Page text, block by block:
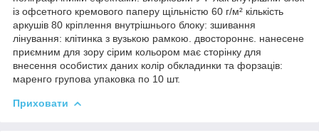
із офсетного кремового паперу щільністю 60 г/м² кількість
аркушів 80 кріплення внутрішнього блоку: зшивання
лінування: клітинка з вузькою рамкою. двостороннє. нанесене
приємним для зору сірим кольором має сторінку для
внесення особистих даних колір обкладинки та форзаців:
маренго групова упаковка по 10 шт.
Приховати